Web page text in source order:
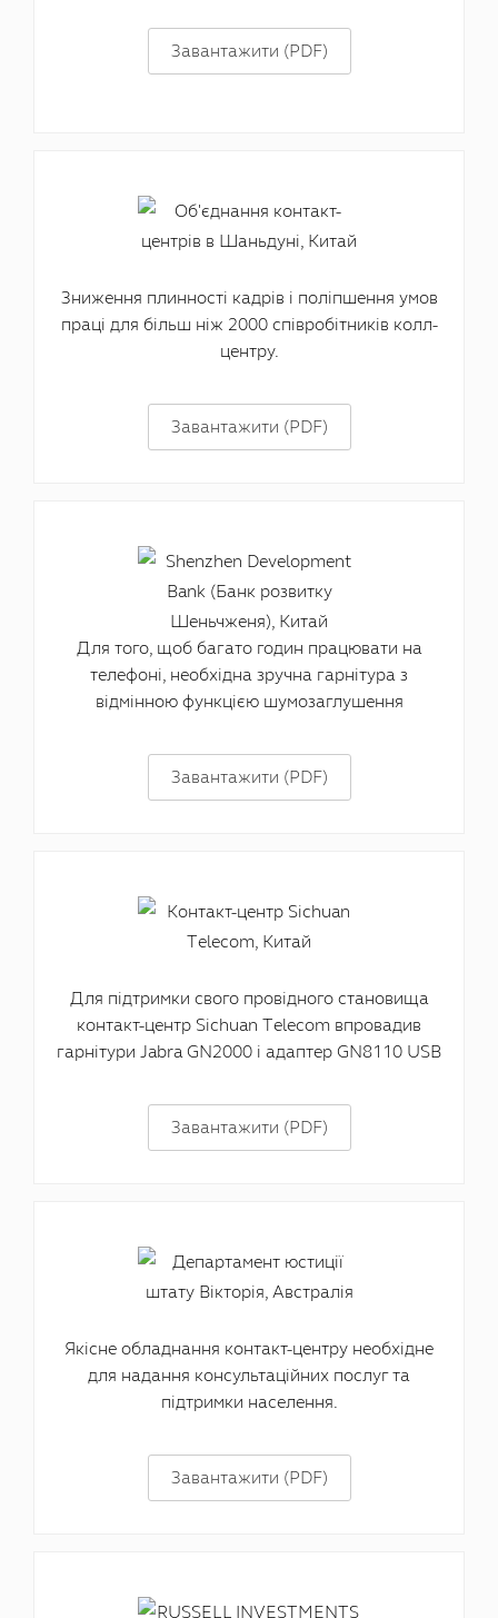
Завантажити (PDF)
Зниження плинності кадрів і поліпшення умов
праці для більш ніж 2000 співробітників колл-
центру.
Завантажити (PDF)
Для того, щоб багато годин працювати на
телефоні, необхідна зручна гарнітура з
відмінною функцією шумозаглушення
Завантажити (PDF)
Для підтримки свого провідного становища
контакт-центр Sichuan Telecom впровадив
гарнітури Jabra GN2000 і адаптер GN8110 USB
Завантажити (PDF)
Якісне обладнання контакт-центру необхідне
для надання консультаційних послуг та
підтримки населення.
Завантажити (PDF)